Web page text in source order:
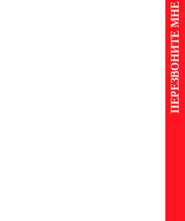
ПЕРЕЗВОНИТЕ МНЕ